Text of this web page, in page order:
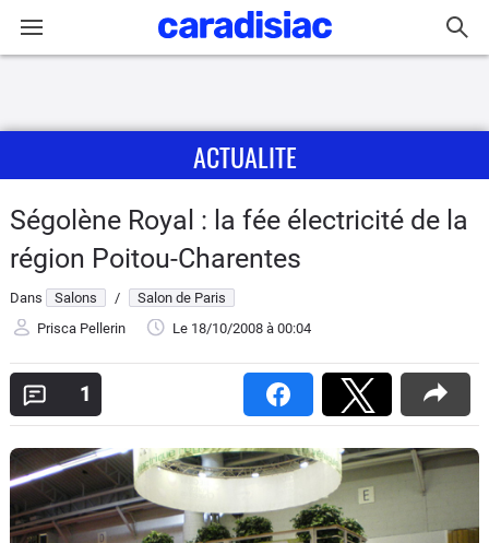
Actu
Essais
Guide
Electriques
Utilitaires
Flottes
ACTUALITE
Ségolène Royal : la fée électricité de la
région Poitou-Charentes
Dans Salons /
Salon de Paris
Prisca Pellerin
Le 18/10/2008 à 00:04
1